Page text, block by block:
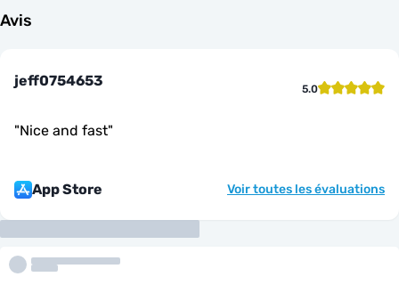
Avis
jeff0754653 5.0
"Nice and fast"
App Store Voir toutes les évaluations